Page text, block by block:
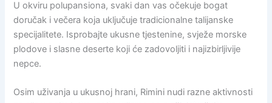
U okviru polupansiona, svaki dan vas očekuje bogat
doručak i večera koja uključuje tradicionalne talijanske
specijalitete. Isprobajte ukusne tjestenine, svježe morske
plodove i slasne deserte koji će zadovoljiti i najizbirljivije
nepce.
Osim uživanja u ukusnoj hrani, Rimini nudi razne aktivnosti